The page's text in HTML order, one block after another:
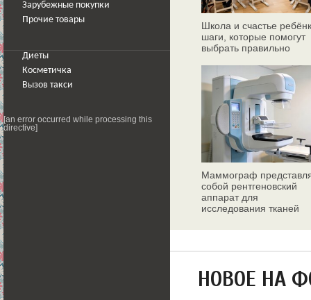
Зарубежные покупки
Прочие товары
Диеты
Косметичка
Вызов такси
[an error occurred while processing this
directive]
Школа и счастье
шаги, которые помогут
выбрать правильно
Маммограф
собой рентгеновский
аппарат для
исследования тканей
НОВОЕ НА